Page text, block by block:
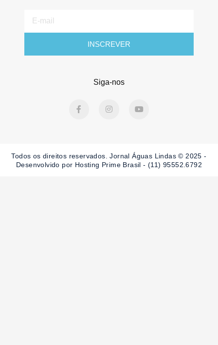
mail
INSCREVER
Siga-nos
a
k
-
n
a
m
o
Todos os direitos reservados. Jornal Águas Lindas © 2025 -
Desenvolvido por Hosting Prime Brasil - (11) 95552.6792